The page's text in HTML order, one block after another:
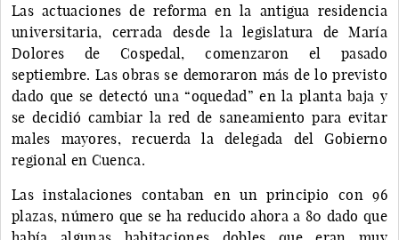
Las actuaciones de reforma en la antigua residencia
universitaria, cerrada desde la legislatura de María
Dolores de Cospedal, comenzaron el pasado
septiembre. Las obras se demoraron más de lo previsto
dado que se detectó una “oquedad” en la planta baja y
se decidió cambiar la red de saneamiento para evitar
males mayores, recuerda la delegada del Gobierno
regional en Cuenca.
Las instalaciones contaban en un principio con 96
plazas, número que se ha reducido ahora a 80 dado que